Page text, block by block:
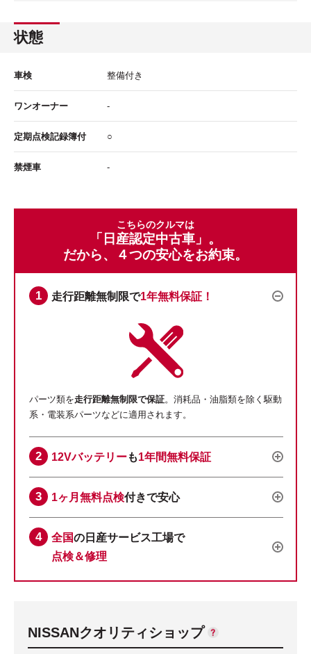
状態
車検 整備付き
ワンオーナー -
定期点検記録簿付 ○
禁煙車 -
こちらのクルマは
「日産認定中古車」。
だから、４つの安心をお約束。
走行距離無制限で1年無料保証！
パーツ類を走行距離無制限で保証。消耗品・油脂類を除く駆動
系・電装系パーツなどに適用されます。
12Vバッテリーも1年間無料保証
1ヶ月無料点検付きで安心
全国の日産サービス工場で
点検＆修理
NISSANクオリティショップ